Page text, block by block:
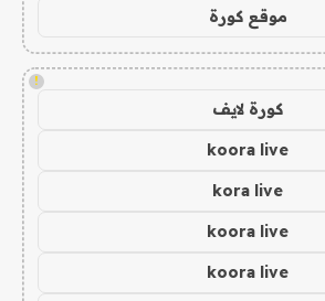
موقع كورة
!
كورة لايف
koora live
kora live
koora live
koora live